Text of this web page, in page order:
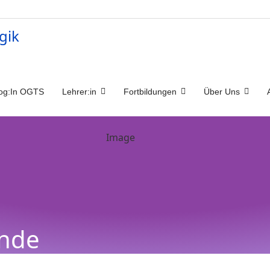
OGTS Lehrer:in Fortbildungen Über Uns